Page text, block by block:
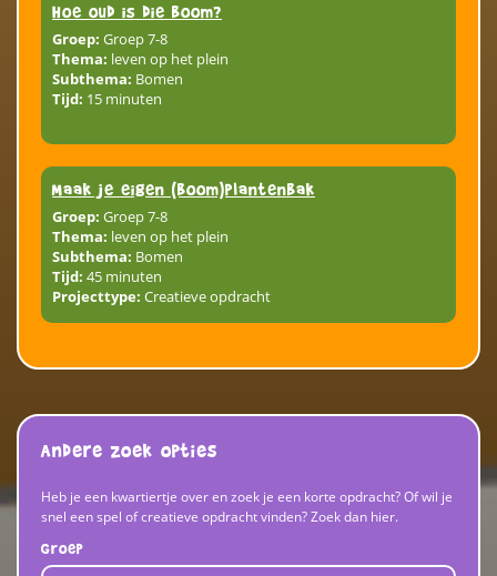
Hoe oud is die boom?
Groep: Groep 7-8
Thema: leven op het plein
Subthema: Bomen
Tijd: 15 minuten
Maak je eigen (boom)plantenbak
Groep: Groep 7-8
Thema: leven op het plein
Subthema: Bomen
Tijd: 45 minuten
Projecttype: Creatieve opdracht
Andere zoek opties
Heb je een kwartiertje over en zoek je een korte opdracht? Of wil je
snel een spel of creatieve opdracht vinden? Zoek dan hier.
Groep